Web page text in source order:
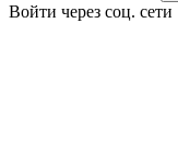
Войти через соц. сети